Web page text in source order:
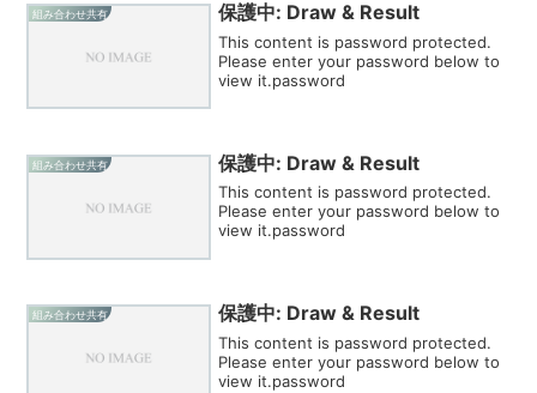
組み合わせ共有 保護中: Draw & Result
This content is password protected.
Please enter your password below to
view it.password
組み合わせ共有 保護中: Draw & Result
This content is password protected.
Please enter your password below to
view it.password
組み合わせ共有 保護中: Draw & Result
This content is password protected.
Please enter your password below to
view it.password